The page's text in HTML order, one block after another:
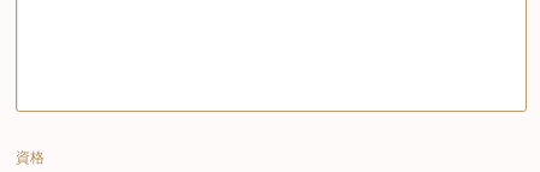
資格